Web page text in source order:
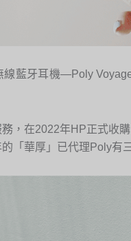
藍牙耳機—Poly
，在2022年HP正式收
「華厚」已代理Poly有